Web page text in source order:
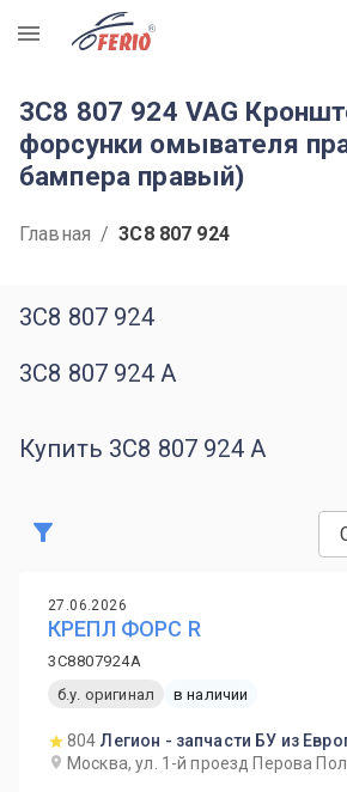
R
3C8 807 924 VAG
форсунки омывателя
бампера правый)
Главная / 3C8 807 924
3C8 807 924
3C8 807 924 A
Купить 3C8 807 924 A
27.06.2026
КРЕПЛ ФОРС R
3C8807924A
б.у. оригинал
в наличии
804 Легион - запчасти БУ из
Москва, ул. 1-й проезд Перова